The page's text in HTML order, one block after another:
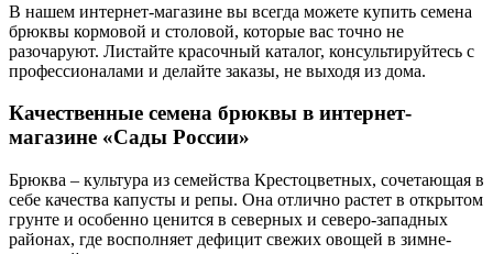
В нашем интернет-магазине вы всегда можете купить семена
брюквы кормовой и столовой, которые вас точно не
разочаруют. Листайте красочный каталог, консультируйтесь с
профессионалами и делайте заказы, не выходя из дома.
Качественные семена брюквы в интернет-
магазине «Сады России»
Брюква – культура из семейства Крестоцветных, сочетающая в
себе качества капусты и репы. Она отлично растет в открытом
грунте и особенно ценится в северных и северо-западных
районах, где восполняет дефицит свежих овощей в зимне-